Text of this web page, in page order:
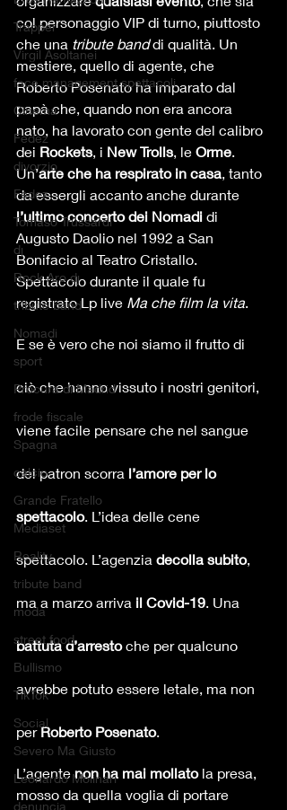
Trapper
Virgil Asoltanei
face management spettacoli
Cinema
Fedez
divorzio
Fedez
Tomaso Trussardi
dj
Rock Aro dj
tribute band
Nomadi
sport
Procura di Madrid
frode fiscale
Spagna
calcio
Grande Fratello
Mediaset
Reality
tribute band
moda
street food
Bullismo
TikTok
Social
Severo Ma Giusto
Leonardo Molinari
denuncia
col personaggio VIP di turno, piuttosto
che una tribute band di qualità. Un
mestiere, quello di agente, che
Roberto Posenato ha imparato dal
papà che, quando non era ancora
nato, ha lavorato con gente del calibro
dei Rockets, i New Trolls, le Orme.
Un’arte che ha respirato in casa, tanto
da essergli accanto anche durante
l’ultimo concerto dei Nomadi di
Augusto Daolio nel 1992 a San
Bonifacio al Teatro Cristallo.
Spettacolo durante il quale fu
registrato Lp live Ma che film la vita.
E se è vero che noi siamo il frutto di
ciò che hanno vissuto i nostri genitori,
viene facile pensare che nel sangue
del patron scorra l’amore per lo
spettacolo. L’idea delle cene
spettacolo. L’agenzia decolla subito,
ma a marzo arriva il Covid-19. Una
battuta d’arresto che per qualcuno
avrebbe potuto essere letale, ma non
per Roberto Posenato.
L’agente non ha mai mollato la presa,
mosso da quella voglia di portare